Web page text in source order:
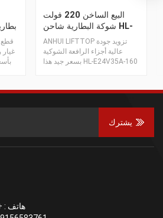
غيار
البيع الساخن 220 فولت
شوكة البطارية شاحن HL-
E24V35A-160
ANHUI LIFTTOP تزويد جودة
عالية أجزاء الرافعة الشوكية
بسعر جيد هذا HL-E24V35A-160
الشوكية الأخرى لـ Toyotaã
يشترك
هاتف :